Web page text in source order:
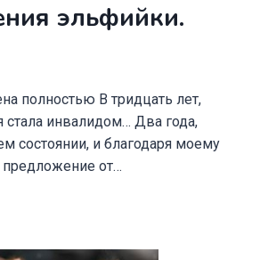
эльфийки.
полностью В тридцать лет,
стала инвалидом… Два года,
состоянии, и благодаря моему
предложение от…